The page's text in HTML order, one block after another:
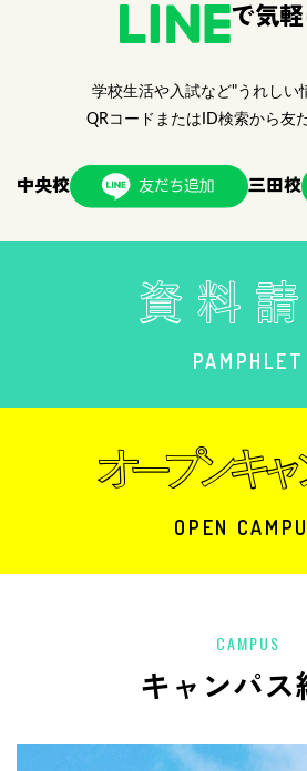
で気
学校生活や入試など"うれしい
QRコードまたはID検索から友
中央校 三田校
PAMPHLET
OPEN
CAMPUS
キャンパス